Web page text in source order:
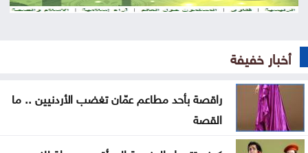
المغرب يتعاون لإعادة القُصّر المغاربة الموجودين لدى
إسبانيا
ارتفاع الدولار مقابل الين واليورو الجمعة
أخبار خفيفة
راقصة بأحد مطاعم عمّان تغضب الأردنيين .. ما
القصة